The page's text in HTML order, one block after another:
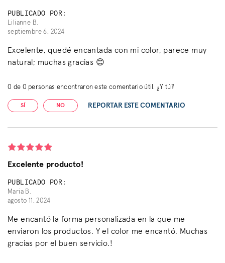
PUBLICADO POR:
Lilianne B.
septiembre 6, 2024
Excelente, quedé encantada con mi color, parece muy
natural; muchas gracias 😊
0 de 0 personas encontraron este comentario útil. ¿Y tú?
SÍ NO REPORTAR ESTE COMENTARIO
Excelente producto!
PUBLICADO POR:
Maria B.
agosto 11, 2024
Me encantó la forma personalizada en la que me
enviaron los productos. Y el color me encantó. Muchas
gracias por el buen servicio.!